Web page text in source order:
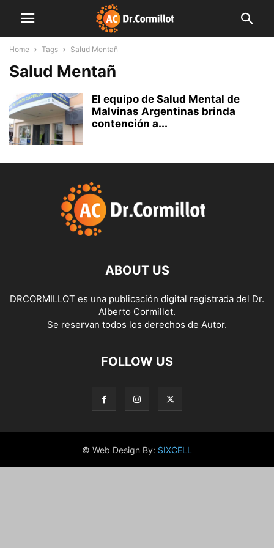
Home Tags Salud Mentañ
Salud Mentañ
El equipo de Salud Mental de
Malvinas Argentinas brinda
contención a...
ABOUT US
DRCORMILLOT es una publicación digital registrada del Dr.
Alberto Cormillot.
Se reservan todos los derechos de Autor.
FOLLOW US
© Web Design By: SIXCELL